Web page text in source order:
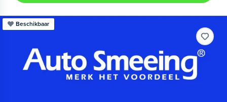
Beschikbaar